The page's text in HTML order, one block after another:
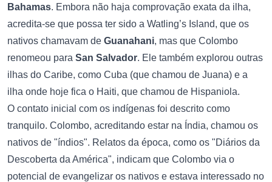
Bahamas. Embora não haja comprovação exata da ilha,
acredita-se que possa ter sido a Watling’s Island, que os
nativos chamavam de Guanahani, mas que Colombo
renomeou para San Salvador. Ele também explorou outras
ilhas do Caribe, como Cuba (que chamou de Juana) e a
ilha onde hoje fica o Haiti, que chamou de Hispaniola.
O contato inicial com os indígenas foi descrito como
tranquilo. Colombo, acreditando estar na Índia, chamou os
nativos de "índios". Relatos da época, como os "Diários da
Descoberta da América", indicam que Colombo via o
potencial de evangelizar os nativos e estava interessado no